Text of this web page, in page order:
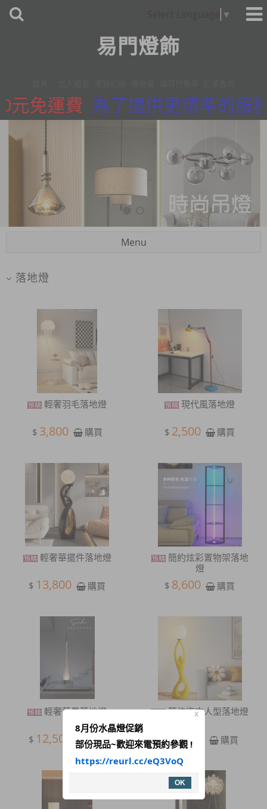
▼
易門燈飾
運費 為了提供更精準的服務
Menu
落地燈
輕奢羽毛落地燈
$ 3,800 購買
現代風落地燈
$ 2,500 購買
輕奢華擺件落地燈
$ 13,800 購買
簡約炫彩置物架落地
燈
$ 8,600 購買
輕奢華風落地燈
$ 12,500 購買
簡約復古人型落地燈
$12,500 購買
X
8月份水晶燈促銷
部份現品~歡迎來電預約參觀 !
https://reurl.cc/eQ3VoQ
OK